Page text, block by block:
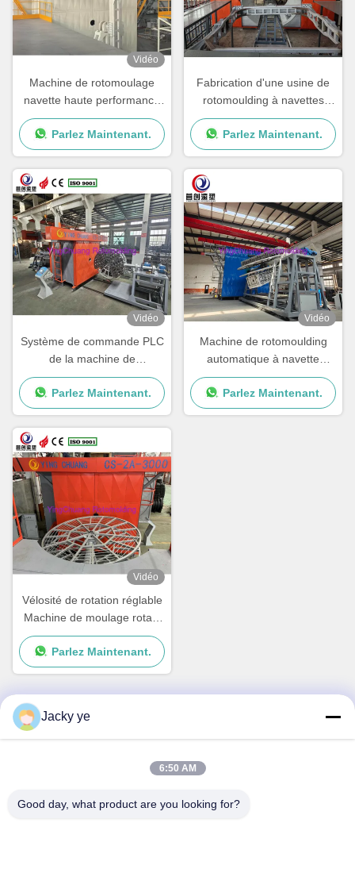
Vidéo
Machine de rotomoulage
navette haute performance
pour une production
régulière et constante
Parlez Maintenant.
Fabrication d'une usine de
rotomoulding à navettes
avec vitesse de rotation et
performances réglables
Parlez Maintenant.
Vidéo
Système de commande PLC
de la machine de
rotomoulding automatique
de l'usine de fabrication avec
un temps de cycle de 15 à
30 min
Parlez Maintenant.
Vidéo
Machine de rotomoulding
automatique à navette
contrôlée par PLC avec
vitesse de rotation réglable
Parlez Maintenant.
Vidéo
Vélosité de rotation réglable
Machine de moulage rotatif
Équipement de moulage
rotatif Production rapide
Parlez Maintenant.
Contactez rapidement
No.30 Chuangye West Road, ville de Chunjiang, district de
Jacky ye
6:50 AM
Good day, what product are you looking for?